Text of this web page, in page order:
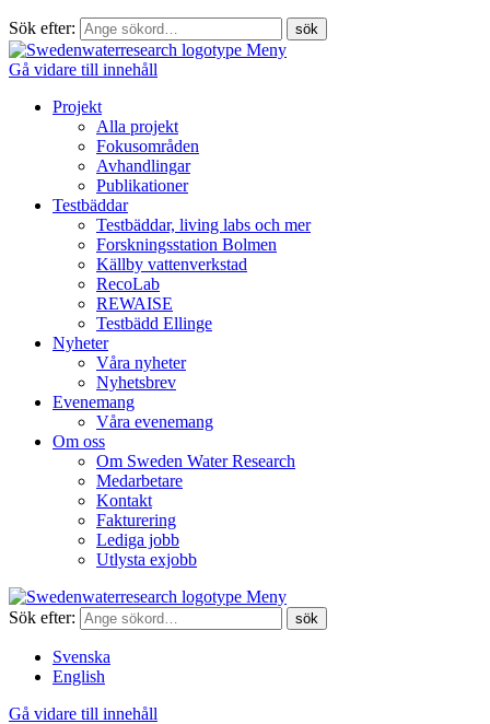
Sök efter:
Meny
Gå vidare till innehåll
Projekt
Alla projekt
Fokusområden
Avhandlingar
Publikationer
Testbäddar
Testbäddar, living labs och mer
Forskningsstation Bolmen
Källby vattenverkstad
RecoLab
REWAISE
Testbädd Ellinge
Nyheter
Våra nyheter
Nyhetsbrev
Evenemang
Våra evenemang
Om oss
Om Sweden Water Research
Medarbetare
Kontakt
Fakturering
Lediga jobb
Utlysta exjobb
Meny
Sök efter:
Svenska
English
Gå vidare till innehåll